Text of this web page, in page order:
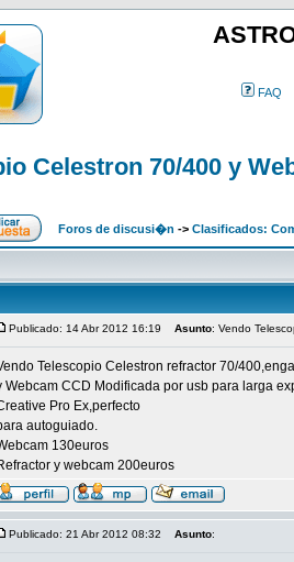
FAQ
Celestron 70/400 y
Foros de discusi�n -> Clasificados:
Publicado: 14 Abr 2012 16:19 Asunto: Vendo
Telescopio Celestron refractor 70/
Webcam CCD Modificada por usb para larga
Pro Ex,perfecto
autoguiado.
130euros
y webcam 200euros
Publicado: 21 Abr 2012 08:32 Asunto: